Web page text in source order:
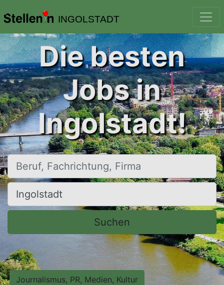
INGOLSTADT
Die besten
Jobs in
Ingolstadt!
Beruf, Fachrichtung, Firma
Ort, Stadt
Suchen
Journalismus, PR, Medien, Kultur